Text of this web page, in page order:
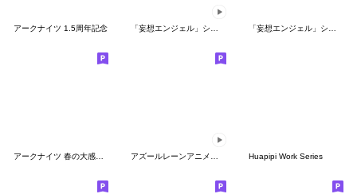
アークナイツ 1.5周年記念
Huapipi Work Series